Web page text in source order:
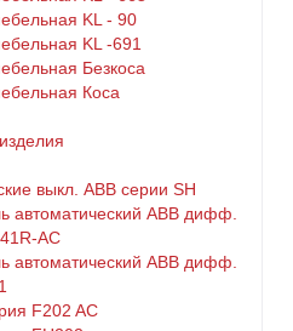
KL - 90
KL -691
Безкоса
Коса
выкл. ABB серии SH
автоматический ABB дифф.
AC
автоматический АВВ дифф.
F202 AC